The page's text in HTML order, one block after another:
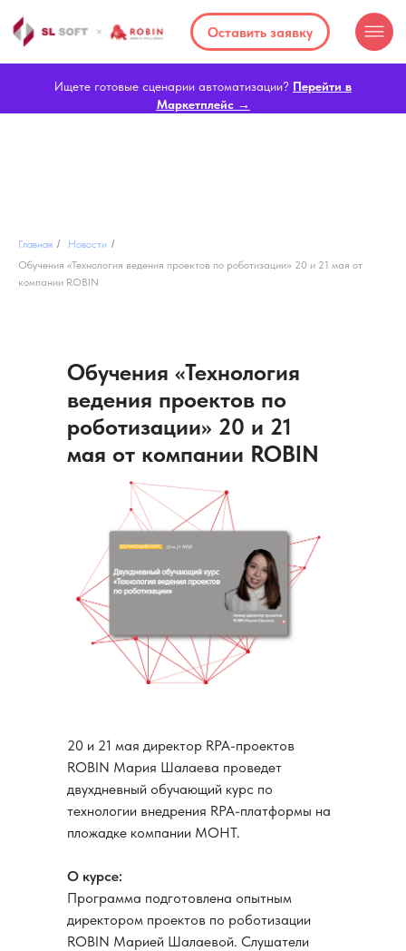
Оставить заявку
Ищете готовые сценарии автоматизации? Перейти в
Маркетплейс →
Главная / Новости /
Обучения «Технология ведения проектов по роботизации» 20 и 21 мая от
компании ROBIN
Обучения «Технология
ведения проектов по
роботизации» 20 и 21
мая от компании ROBIN
20 и 21 мая директор RPA-проектов
ROBIN Мария Шалаева проведет
двухдневный обучающий курс по
технологии внедрения RPA-платформы на
пложадке компании МОНТ.
О курсе:
Программа подготовлена опытным
директором проектов по роботизации
ROBIN Марией Шалаевой. Слушатели